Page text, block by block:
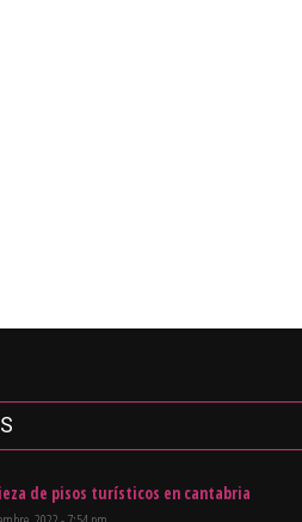
de pisos turísticos en cantabria